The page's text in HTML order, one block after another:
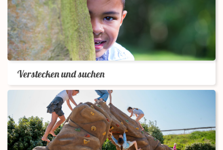
Verstecken und suchen